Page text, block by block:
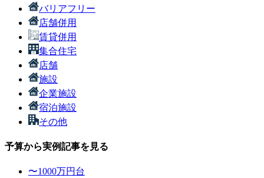
バリアフリー
店舗併用
賃貸併用
集合住宅
店舗
施設
企業施設
宿泊施設
その他
予算から実例記事を見る
〜1000万円台